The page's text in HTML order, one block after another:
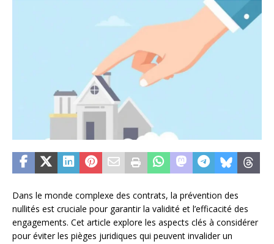
Dans le monde complexe des contrats, la prévention des
nullités est cruciale pour garantir la validité et l’efficacité des
engagements. Cet article explore les aspects clés à considérer
pour éviter les pièges juridiques qui peuvent invalider un